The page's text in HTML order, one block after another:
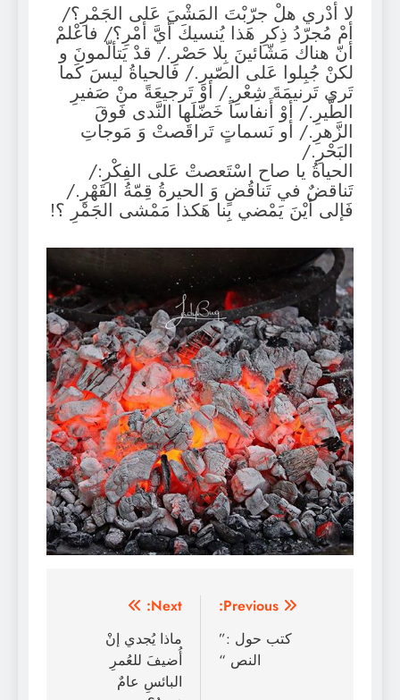
لا أدْري هلْ جرّبْتَ المَشْيَ عَلى الجَمْرِ؟/
أمْ مُجرّدُ ذِكرِ هَذا يُنسيكَ أيَّ أمْرِ؟/ فاعْلمْ
أنّ هناك مَشّائينَ بِلا حَصْرِ./ قدْ يَتألّمونَ و
لكنْ جُبِلوا عَلى الصّبرِ./ فالحياةُ ليسَ كَما
تَرى تَرنيمَةَ شِعْرِ./ أوْ تَرجيعَةً منْ صَفيرِ
الطَّيرِ./ أوْ أَنفاساً خَضّلَها النَّدى فَوقَ
الزَّهرِ./ أو نَسماتٍ تَراقَصتْ وَ مَوجاتِ
البَحْرِ./
الحياةُ يا صاح اسْتَعصتْ عَلى الفِكْرِ:/
تَناقضٌ في تَناقُضٍ وَ الحيرةُ قِمّةُ القَهْرِ./
فَإلى أيْنَ يَمْضي بِنا هَكذا مَمْشى الجَمْرِ ؟!
تصفّح
المقالات
Previous:
كتب حول :”
النص “
Next:
ماذا يُجدي إنْ
أُضيفَ للعُمرِ
البائسِ عامٌ